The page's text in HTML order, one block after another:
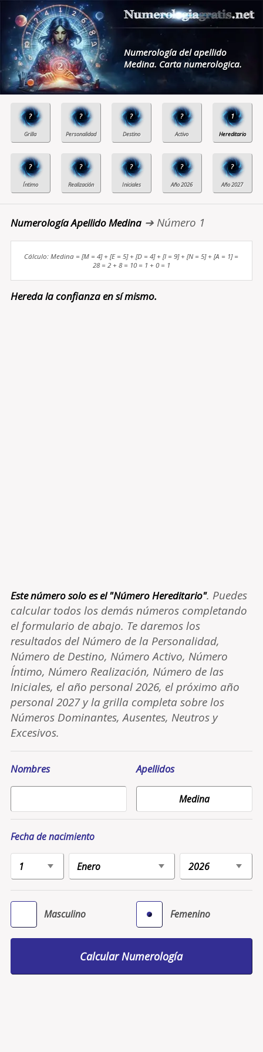
Numerología del apellido
Medina. Carta numerologica.
? ? ? ? 1
? ? ? ? ?
Numerología Apellido Medina➔ Número 1
Cálculo: Medina = [M = 4] + [E = 5] + [D = 4] + [I = 9] + [N = 5] + [A = 1] =
28 = 2 + 8 = 10 = 1 + 0 = 1
Hereda la confianza en sí mismo.
Este número solo es el "Número Hereditario". Puedes
calcular todos los demás números completando
el formulario de abajo. Te daremos los
resultados del Número de la Personalidad,
Número de Destino, Número Activo, Número
Íntimo, Número Realización, Número de las
Iniciales, el año personal 2026, el próximo año
personal 2027 y la grilla completa sobre los
Números Dominantes, Ausentes, Neutros y
Excesivos.
Nombres Apellidos
Fecha de nacimiento
Masculino Femenino